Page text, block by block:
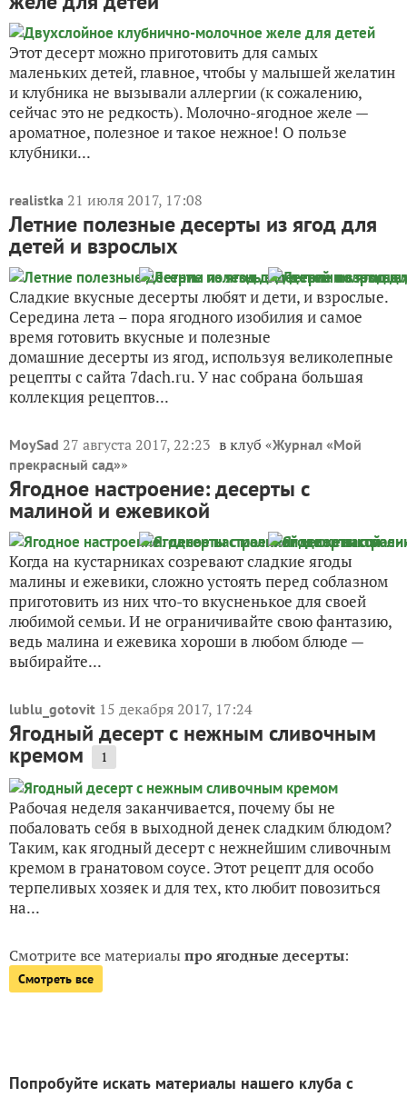
Этот десерт можно приготовить для самых
маленьких детей, главное, чтобы у малышей желатин
и клубника не вызывали аллергии (к сожалению,
сейчас это не редкость). Молочно-ягодное желе —
ароматное, полезное и такое нежное! О пользе
клубники...
realistka 21 июля 2017, 17:08
Летние полезные десерты из ягод для
детей и взрослых
Сладкие вкусные десерты любят и дети, и взрослые.
Середина лета – пора ягодного изобилия и самое
время готовить вкусные и полезные
домашние десерты из ягод, используя великолепные
рецепты с сайта 7dach.ru. У нас собрана большая
коллекция рецептов...
MoySad 27 августа 2017, 22:23 в клуб «Журнал «Мой
прекрасный сад»»
Ягодное настроение: десерты с
малиной и ежевикой
Когда на кустарниках созревают сладкие ягоды
малины и ежевики, сложно устоять перед соблазном
приготовить из них что-то вкусненькое для своей
любимой семьи. И не ограничивайте свою фантазию,
ведь малина и ежевика хороши в любом блюде —
выбирайте...
lublu_gotovit 15 декабря 2017, 17:24
Ягодный десерт с нежным сливочным
кремом 1
Рабочая неделя заканчивается, почему бы не
побаловать себя в выходной денек сладким блюдом?
Таким, как ягодный десерт с нежнейшим сливочным
кремом в гранатовом соусе. Этот рецепт для особо
терпеливых хозяек и для тех, кто любит повозиться
на...
Смотрите все материалыпро ягодные десерты:
Смотреть все
Попробуйте искать материалы нашего клуба с